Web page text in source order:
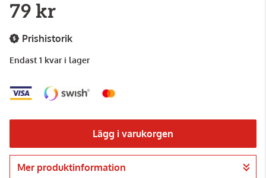
79 kr
Prishistorik
Endast 1 kvar i lager
Lägg i varukorgen
Gå till kassan
Mer produktinformation